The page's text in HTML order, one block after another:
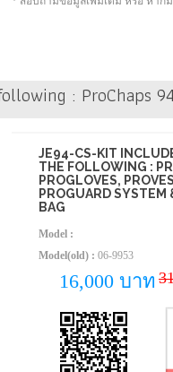
: ProChaps
JE94-CS-KIT
THE FOLLOWING :
PROGLOVES,
PROGUARD SYSTEM
BAG
Model :
Model(old) : 06-9953
16,000 บาท